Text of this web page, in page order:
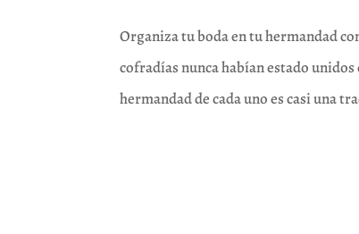
Organiza tu boda en tu hermandad
cofradías nunca habían estado unidos
hermandad de cada uno es casi una